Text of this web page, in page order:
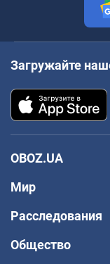
Загружайте
OBOZ.UA
Мир
Расследования
Общество